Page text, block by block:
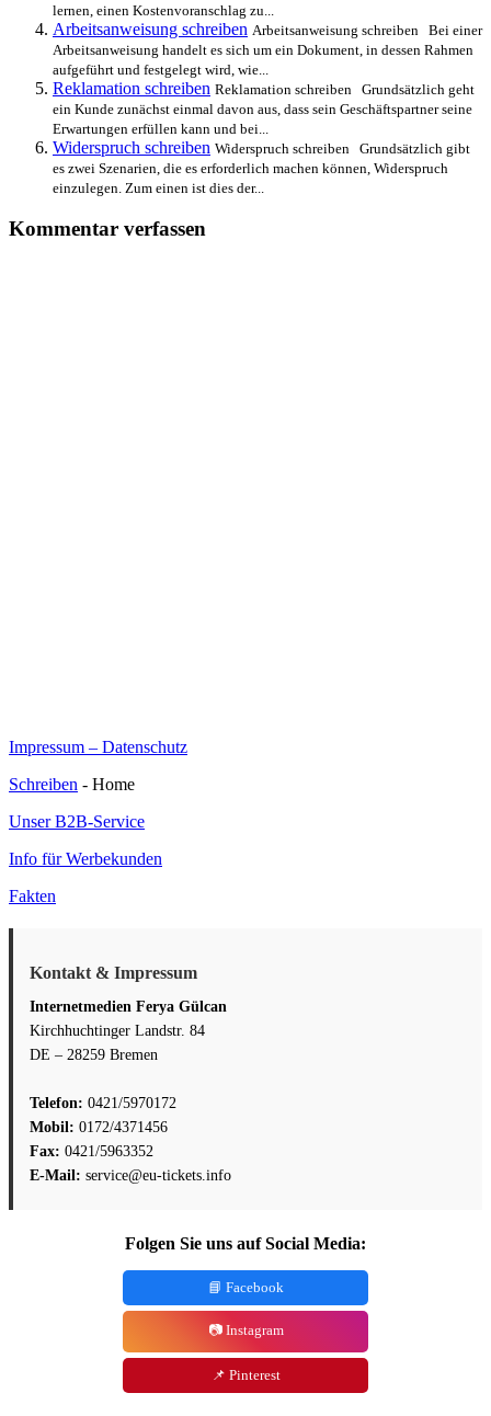
lernen, einen Kostenvoranschlag zu...
Arbeitsanweisung schreiben Arbeitsanweisung schreiben Bei einer
Arbeitsanweisung handelt es sich um ein Dokument, in dessen Rahmen
aufgeführt und festgelegt wird, wie...
Reklamation schreiben Reklamation schreiben Grundsätzlich geht
ein Kunde zunächst einmal davon aus, dass sein Geschäftspartner seine
Erwartungen erfüllen kann und bei...
Widerspruch schreiben Widerspruch schreiben Grundsätzlich gibt
es zwei Szenarien, die es erforderlich machen können, Widerspruch
einzulegen. Zum einen ist dies der...
Kommentar verfassen
Impressum – Datenschutz
Schreiben - Home
Unser B2B-Service
Info für Werbekunden
Fakten
Kontakt & Impressum
Internetmedien Ferya Gülcan
Kirchhuchtinger Landstr. 84
DE – 28259 Bremen
Telefon: 0421/5970172
Mobil: 0172/4371456
Fax: 0421/5963352
E-Mail: service@eu-tickets.info
Folgen Sie uns auf Social Media:
📘 Facebook
📷 Instagram
📌 Pinterest